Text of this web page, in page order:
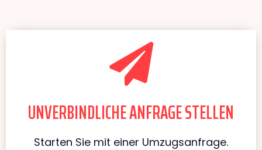
UNVERBINDLICHE ANFRAGE STELLEN
Starten Sie mit einer Umzugsanfrage.